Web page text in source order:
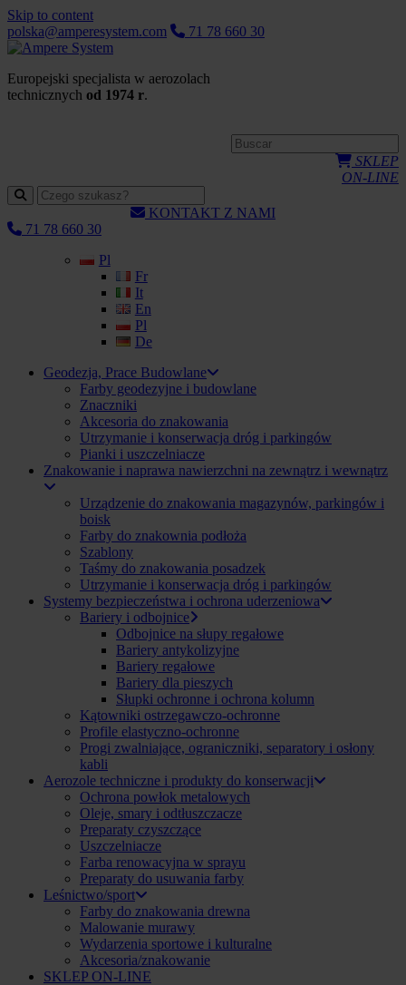
Skip to content
polska@amperesystem.com
71 78 660 30
Europejski specjalista w aerozolach
technicznych od 1974 r.
SKLEP
ON-LINE
KONTAKT Z NAMI
71 78 660 30
Pl
Fr
It
En
Pl
De
Geodezja, Prace Budowlane
Farby geodezyjne i budowlane
Znaczniki
Akcesoria do znakowania
Utrzymanie i konserwacja dróg i parkingów
Pianki i uszczelniacze
Znakowanie i naprawa nawierzchni na zewnątrz i wewnątrz
Urządzenie do znakowania magazynów, parkingów i
boisk
Farby do znakownia podłoża
Szablony
Taśmy do znakowania posadzek
Utrzymanie i konserwacja dróg i parkingów
Systemy bezpieczeństwa i ochrona uderzeniowa
Bariery i odbojnice
Odbojnice na słupy regałowe
Bariery antykolizyjne
Bariery regałowe
Bariery dla pieszych
Słupki ochronne i ochrona kolumn
Kątowniki ostrzegawczo-ochronne
Profile elastyczno-ochronne
Progi zwalniające, ograniczniki, separatory i osłony
kabli
Aerozole techniczne i produkty do konserwacji
Ochrona powłok metalowych
Oleje, smary i odtłuszczacze
Preparaty czyszczące
Uszczelniacze
Farba renowacyjna w sprayu
Preparaty do usuwania farby
Leśnictwo/sport
Farby do znakowania drewna
Malowanie murawy
Wydarzenia sportowe i kulturalne
Akcesoria/znakowanie
SKLEP ON-LINE